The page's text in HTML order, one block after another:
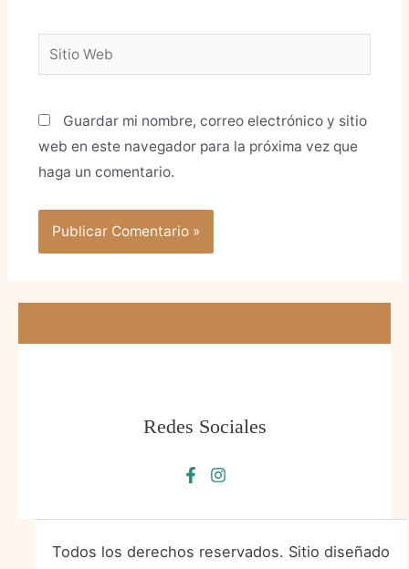
Guardar mi nombre, correo electrónico y sitio
web en este navegador para la próxima vez que
haga un comentario.
Redes Sociales
Todos los derechos reservados. Sitio diseñado